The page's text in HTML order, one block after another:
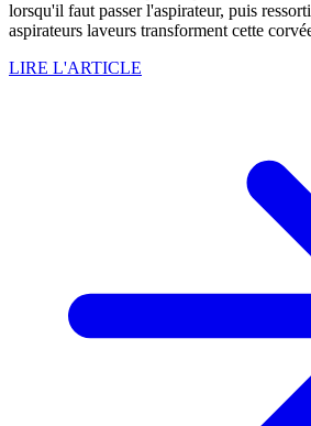
lorsqu'il faut passer l'aspirateur, puis
aspirateurs laveurs transforment cette
LIRE L'ARTICLE